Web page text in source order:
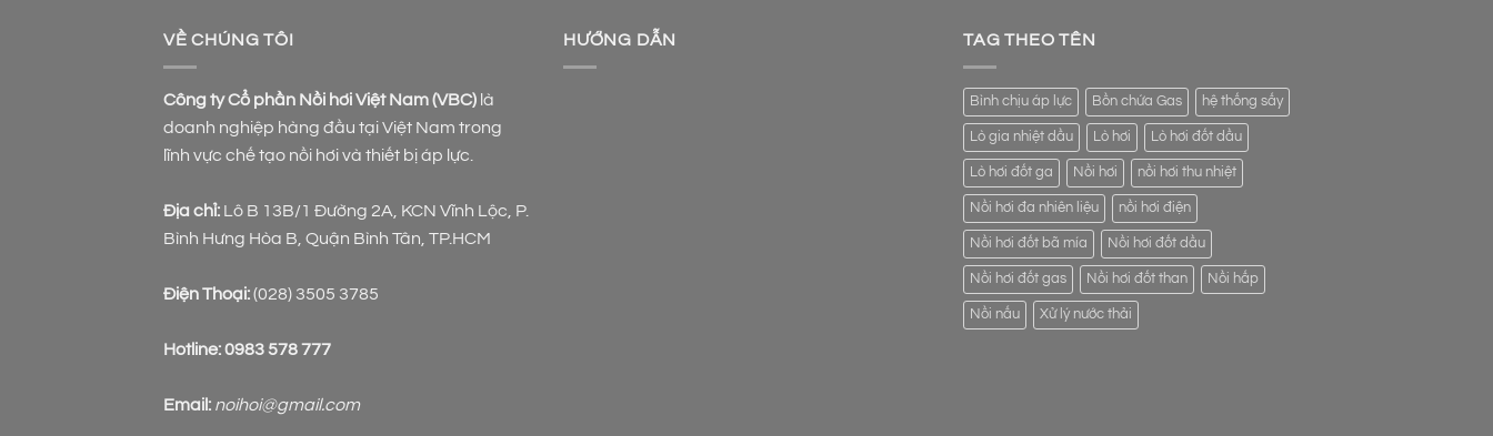
VỀ CHÚNG TÔI
Công ty Cổ phần Nồi hơi Việt Nam (VBC) là
doanh nghiệp hàng đầu tại Việt Nam trong
lĩnh vực chế tạo nồi hơi và thiết bị áp lực.
Địa chỉ: Lô B 13B/1 Đường 2A, KCN Vĩnh Lộc, P.
Bình Hưng Hòa B, Quận Bình Tân, TP.HCM
Điện Thoại:(028) 3505 3785
Hotline:0983 578 777
Email: noihoi@gmail.com
HƯỚNG DẪN TAG THEO TÊN
Bình chịu áp lực Bồn chứa Gas hệ thống sấy
Lò gia nhiệt dầu Lò hơi Lò hơi đốt dầu
Lò hơi đốt ga Nồi hơi nồi hơi thu nhiệt
Nồi hơi đa nhiên liệu nồi hơi điện
Nồi hơi đốt bã mía Nồi hơi đốt dầu
Nồi hơi đốt gas Nồi hơi đốt than Nồi hấp
Nồi nấu Xử lý nước thải